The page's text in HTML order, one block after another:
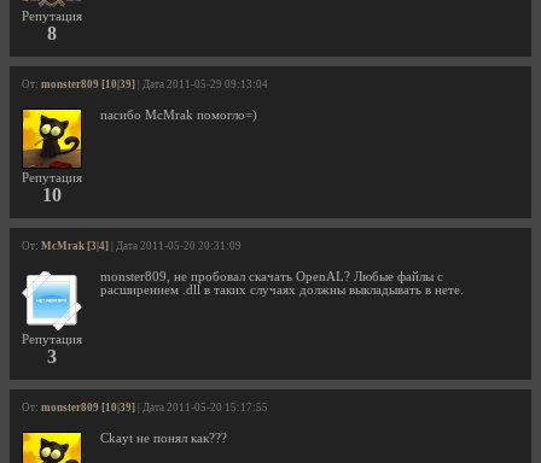
Репутация
8
От: monster809 [10|39] | Дата 2011-05-29 09:13:04
Репутация
10
пасибо McMrak помогло=)
От: McMrak [3|4] | Дата 2011-05-20 20:31:09
Репутация
3
monster809, не пробовал скачать OpenAL? Любые файлы с
расширением .dll в таких случаях должны выкладывать в нете.
От: monster809 [10|39] | Дата 2011-05-20 15:17:55
Ckayt не понял как???